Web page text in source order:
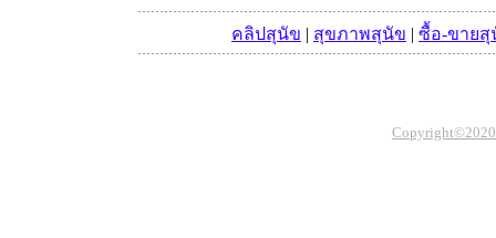
คลิปสุนัข | สุขภาพสุนัข | ซื้อ-ขายสุ
Copyright©2020